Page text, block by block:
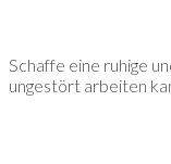
Schaffe eine ruhige
ungestört arbeiten